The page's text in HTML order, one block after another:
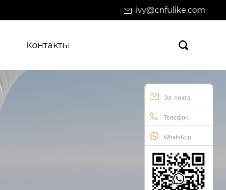
ivy@cnfulike.com
Контакты 
Эл. почта
Телефон
WhatsApp